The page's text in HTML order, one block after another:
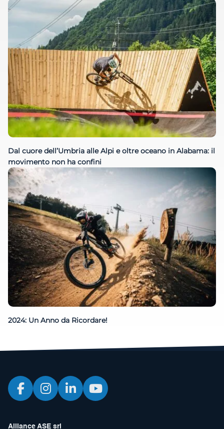
Dal cuore dell’Umbria alle Alpi e oltre oceano in Alabama: il
movimento non ha confini
2024: Un Anno da Ricordare!
Alliance ASE srl